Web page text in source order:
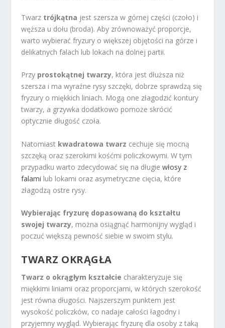
Twarz trójkątna jest szersza w górnej części (czoło) i
węższa u dołu (broda). Aby zrównoważyć proporcje,
warto wybierać fryzury o większej objętości na górze i
delikatnych falach lub lokach na dolnej partii.
Przy prostokątnej twarzy, która jest dłuższa niż
szersza i ma wyraźne rysy szczęki, dobrze sprawdzą się
fryzury o miękkich liniach. Mogą one złagodzić kontury
twarzy, a grzywka dodatkowo pomoże skrócić
optycznie długość czoła.
Natomiast kwadratowa twarz cechuje się mocną
szczęką oraz szerokimi kośćmi policzkowymi. W tym
przypadku warto zdecydować się na długiewłosy z
falami lub lokami oraz asymetryczne cięcia, które
złagodzą ostre rysy.
Wybierając fryzurę dopasowaną do kształtu
swojej twarzy, można osiągnąć harmonijny wygląd i
poczuć większą pewność siebie w swoim stylu.
TWARZ OKRĄGŁA
Twarz o okrągłym kształcie charakteryzuje się
miękkimi liniami oraz proporcjami, w których szerokość
jest równa długości. Najszerszym punktem jest
wysokość policzków, co nadaje całości łagodny i
przyjemny wygląd. Wybierając fryzurę dla osoby z taką